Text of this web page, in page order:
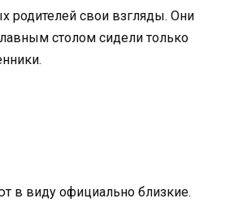
родителей свои взгляды. Они
столом сидели только
в виду официально близкие.